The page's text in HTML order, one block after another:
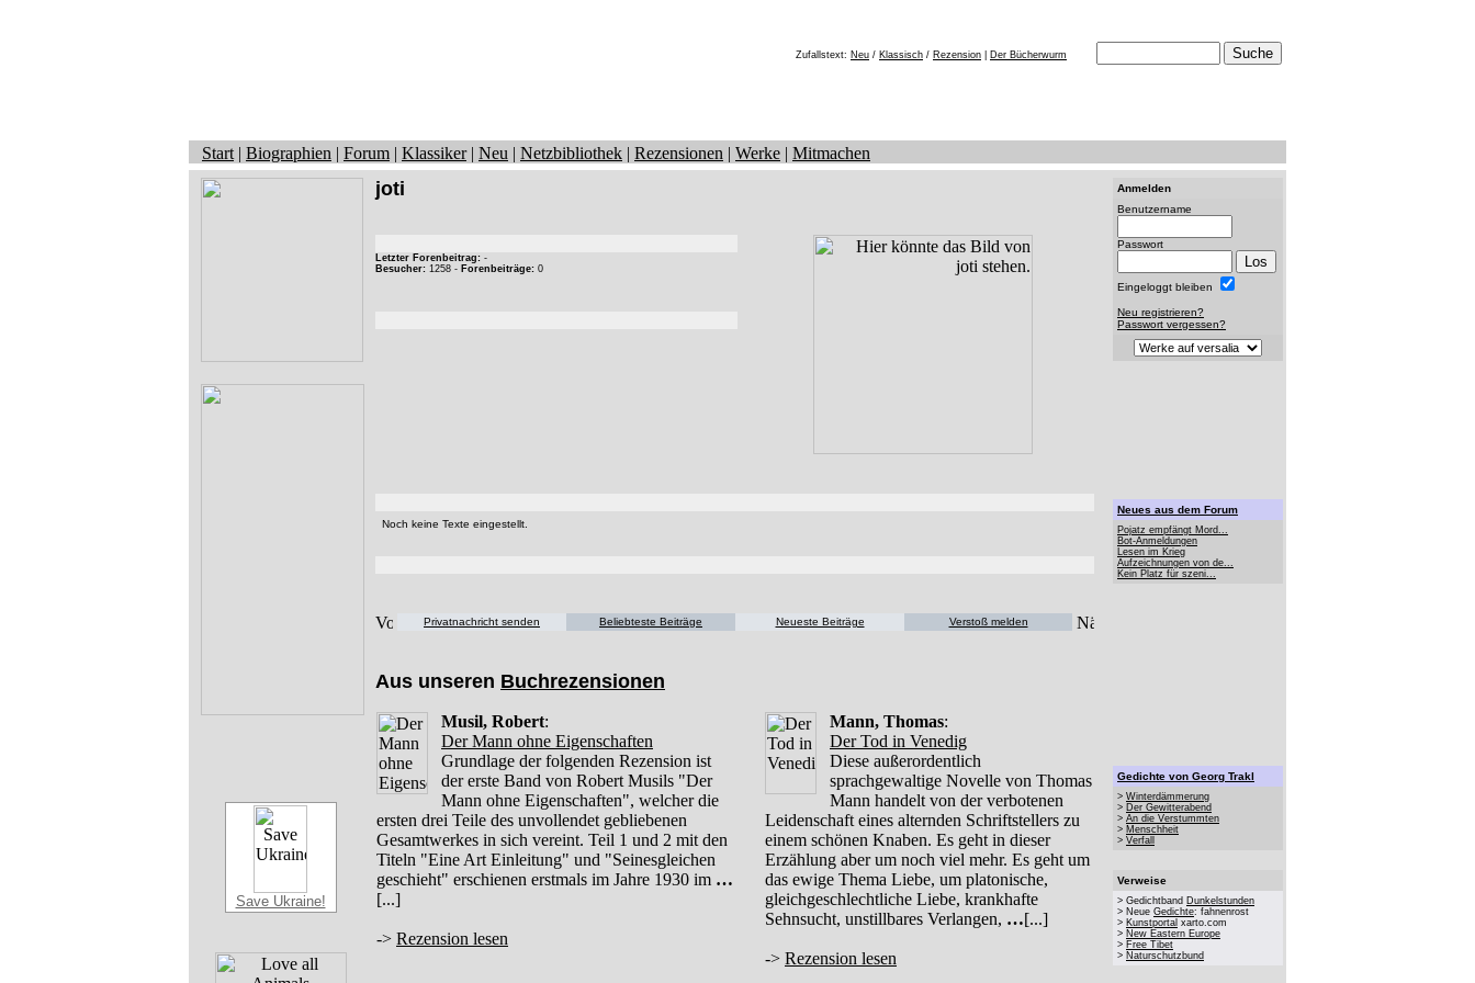
Zufallstext: Neu / Klassisch / Rezension Der Bücherwurm
Start | Biographien | Forum | Klassiker| Neu | Netzbibliothek | Rezensionen | Werke | Mitmachen
Save Ukraine!
joti
Letzter Forenbeitrag: -
Besucher: 1258 - Forenbeiträge: 0
Noch keine Texte eingestellt.
Privatnachricht senden Beliebteste Beiträge Neueste Beiträge Verstoß melden
Aus unseren Buchrezensionen
Musil, Robert:
Der Mann ohne Eigenschaften
Grundlage der folgenden Rezension ist
der erste Band von Robert Musils "Der
Mann ohne Eigenschaften", welcher die
ersten drei Teile des unvollendet gebliebenen
Gesamtwerkes in sich vereint. Teil 1 und 2 mit den
Titeln "Eine Art Einleitung" und "Seinesgleichen
geschieht" erschienen erstmals im Jahre 1930 im …
[...]
-> Rezension lesen
Mann, Thomas:
Der Tod in Venedig
Diese außerordentlich
sprachgewaltige Novelle von Thomas
Mann handelt von der verbotenen
Leidenschaft eines alternden Schriftstellers zu
einem schönen Knaben. Es geht in dieser
Erzählung aber um noch viel mehr. Es geht um
das ewige Thema Liebe, um platonische,
gleichgeschlechtliche Liebe, krankhafte
Sehnsucht, unstillbares Verlangen, …[...]
-> Rezension lesen
Anmelden
Benutzername
Passwort
Eingeloggt bleiben
Neu registrieren?
Passwort vergessen?
Neues aus dem Forum
Pojatz empfängt Mord...
Bot-Anmeldungen
Lesen im Krieg
Aufzeichnungen von de...
Kein Platz für szeni...
Gedichte von Georg Trakl
> Winterdämmerung
> Der Gewitterabend
> An die Verstummten
> Menschheit
> Verfall
Verweise
> Gedichtband Dunkelstunden
> Neue Gedichte: fahnenrost
> Kunstportal xarto.com
> New Eastern Europe
> Free Tibet
> Naturschutzbund